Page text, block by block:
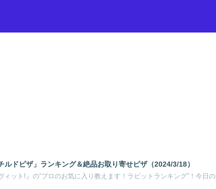
ルドピザ」ランキング＆絶品お取り寄せピザ（2024/3/18）
ィット!』の“プロのお気に入り教えます！ラビットランキング”！今日の